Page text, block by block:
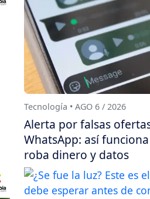
Tecnología • AGO 6 / 2026
Alerta por falsas
WhatsApp: así
roba dinero y datos